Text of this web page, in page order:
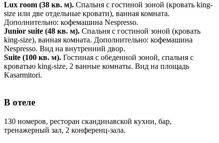
Lux room (38 кв. м). Спальня с гостиной зоной (кровать king-
size или две отдельные кровати), ванная комната.
Дополнительно: кофемашина Nespresso.
Junior suite (48 кв. м). Спальня с гостиной зоной (кровать
king-size), ванная комната. Дополнительно: кофемашина
Nespresso. Вид на внутренний двор.
Suite (100 кв. м). Гостиная с обеденной зоной, спальня с
кроватью king-size, 2 ванные комнаты. Вид на площадь
Kasarmitori.
В отеле
130 номеров, ресторан скандинавской кухни, бар,
тренажерный зал, 2 конференц-зала.